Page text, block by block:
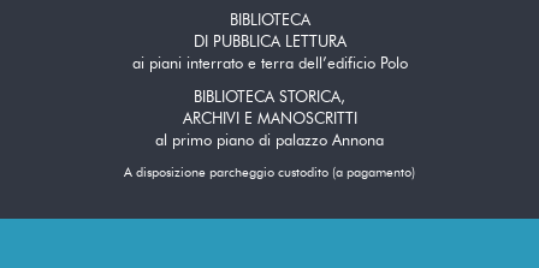
BIBLIOTECA
DI PUBBLICA LETTURA
ai piani interrato e terra dell’edificio Polo
BIBLIOTECA STORICA,
ARCHIVI E MANOSCRITTI
al primo piano di palazzo Annona
A disposizione parcheggio custodito (a pagamento)